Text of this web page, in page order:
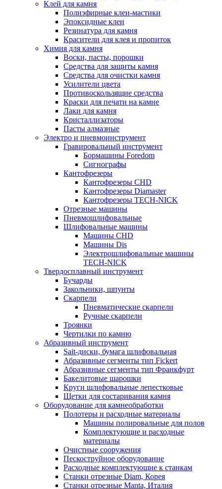
Клей для камня
Полиэфирные клеи-мастики
Эпоксидные клеи
Резинатура для камня
Красители для клея и пропиток
Химия для камня
Воски, пасты, порошки
Средства для защиты камня
Средства для очистки камня
Усилители цвета
Противоскользящие средства
Краски для печати на камне
Лаки для камня
Кристаллизаторы
Пасты алмазные
Электро и пневмоинструмент
Гравировальный инструмент
Бормашины Foredom
Сигнографы
Кантофрезеры
Кантофрезеры CHD
Кантофрезеры Diamaster
Кантофрезеры TECH-NICK
Отрезные машины
Пневмошлифовальные
Шлифовальные машины
Машины CHD
Машины Dis
Электрошлифовальные машины
TECH-NICK
Твердосплавный инструмент
Бучарды
Закольники, шпунты
Скарпели
Пневматические скарпели
Ручные скарпели
Троянки
Чертилки по камню
Абразивный инструмент
Sait-диски, бумага шлифовальная
Абразивные сегменты тип Fickert
Абразивные сегменты тип Франкфурт
Бакелитовые шарошки
Круги шлифовальные лепестковые
Щетки для состаривания камня
Оборудование для камнеобработки
Полотеры и расходные материалы
Машины полировальные для полов
Комплектующие и расходные
материалы
Очистные сооружения
Пескоструйное оборудование
Расходные комплектующие к станкам
Станки отрезные Diam, Корея
Станки отрезные Manta, Италия